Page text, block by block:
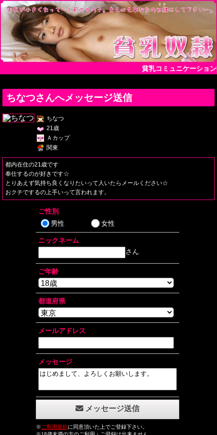
貧乳コミュニケーショ
ちなつさんへメッセージ送信
ちなつ
21歳
Ａカップ
関東
都内在住の21歳です
奉仕するのが好きです☆
とりあえず気持ち良くなりたいって人いたらメールください☆
おクチでするの上手いって言われます。